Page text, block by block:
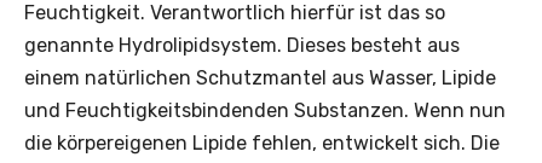
Feuchtigkeit. Verantwortlich hierfür ist das so
genannte Hydrolipidsystem. Dieses besteht aus
einem natürlichen Schutzmantel aus Wasser, Lipide
und Feuchtigkeitsbindenden Substanzen. Wenn nun
die körpereigenen Lipide fehlen, entwickelt sich. Die